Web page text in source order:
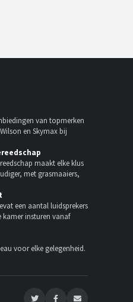
van topmerken
en Skymax bij
maakt elke klus
met grasmaaiers,
een aantal luidsprekers
kamer insturen vanaf
voor elke gelegenheid.